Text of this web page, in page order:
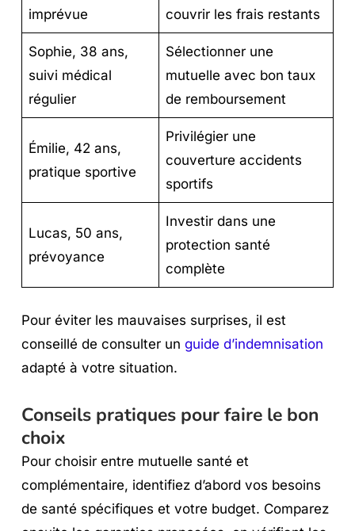
imprévue
couvrir les frais restants
Sophie, 38 ans,
suivi médical
régulier
Sélectionner une
mutuelle avec bon taux
de remboursement
Émilie, 42 ans,
pratique sportive
Privilégier une
couverture accidents
sportifs
Lucas, 50 ans,
prévoyance
Investir dans une
protection santé
complète
Pour éviter les mauvaises surprises, il est
conseillé de consulter un guide d’indemnisation
adapté à votre situation.
Conseils pratiques pour faire le bon
choix
Pour choisir entre mutuelle santé et
complémentaire, identifiez d’abord vos besoins
de santé spécifiques et votre budget. Comparez